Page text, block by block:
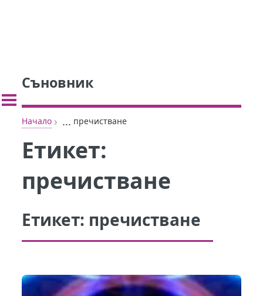
Съновник
Начало › ... пречистване
Етикет:
пречистване
Етикет: пречистване